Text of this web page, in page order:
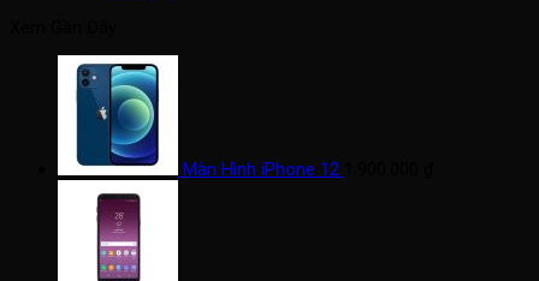
Màn Hình iPhone 12